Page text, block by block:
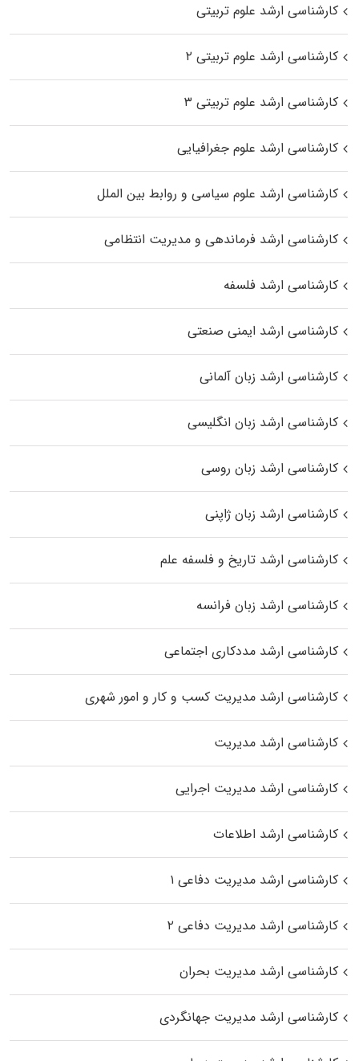
کارشناسی ارشد علوم تربیتی
کارشناسی ارشد علوم تربیتی ۲
کارشناسی ارشد علوم تربیتی ۳
کارشناسی ارشد علوم جغرافیایی
کارشناسی ارشد علوم سیاسی و روابط بین الملل
کارشناسی ارشد فرماندهی و مدیریت انتظامی
کارشناسی ارشد فلسفه
کارشناسی ارشد ایمنی صنعتی
کارشناسی ارشد زبان آلمانی
کارشناسی ارشد زبان انگلیسی
کارشناسی ارشد زبان روسی
کارشناسی ارشد زبان ژاپنی
کارشناسی ارشد تاریخ و فلسفه علم
کارشناسی ارشد زبان فرانسه
کارشناسی ارشد مددکاری اجتماعی
کارشناسی ارشد مدیریت کسب و کار و امور شهری
کارشناسی ارشد مدیریت
کارشناسی ارشد مدیریت اجرایی
کارشناسی ارشد اطلاعات
کارشناسی ارشد مدیریت دفاعی ۱
کارشناسی ارشد مدیریت دفاعی ۲
کارشناسی ارشد مدیریت بحران
کارشناسی ارشد مدیریت جهانگردی